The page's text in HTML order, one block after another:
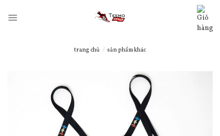
trang chủ / sản phẩm khác